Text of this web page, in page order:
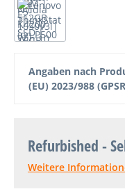
Angaben nach
(EU) 2023/988
Refurbished -
Weitere